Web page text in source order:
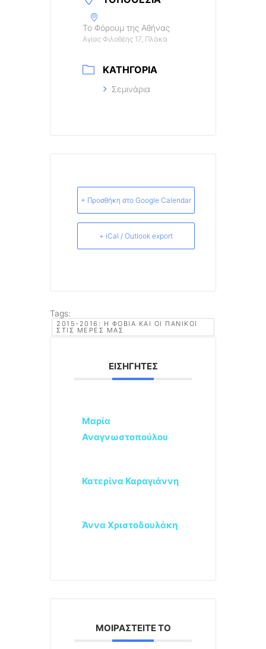
Το Φόρουμ της Αθήνας
Αγίας Φιλοθέης 17, Πλάκα
ΚΑΤΗΓΟΡΊΑ
Σεμινάρια
+ Προσθήκη στο Google Calendar
+ iCal / Outlook export
Tags:
2015-2016: Η ΦΟΒΊΑ ΚΑΙ ΟΙ ΠΑΝΙΚΟΊ
ΣΤΙΣ ΜΈΡΕΣ ΜΑΣ
ΕΙΣΗΓΗΤΈΣ
Μαρία
Αναγνωστοπούλου
Κατερίνα Καραγιάννη
Άννα Χριστοδουλάκη
ΜΟΙΡΑΣΤΕΊΤΕ ΤΟ